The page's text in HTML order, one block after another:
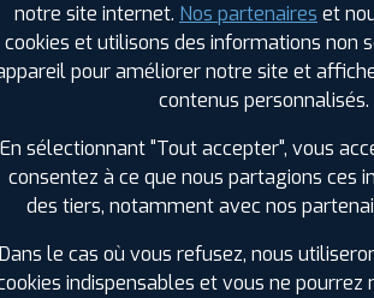
PROFIL PLUS DANS
Châteaubourg (35)
Châteaugiron (35)
Combourg (35)
Guer (56)
Janzé (35)
notre site internet. Nos partenaires et
cookies et utilisons des informations non
pour améliorer notre site et
contenus personnalisés.
En sélectionnant "Tout accepter", vous
consentez à ce que nous partagions ces
des tiers, notamment avec nos
le cas où vous refusez, nous
indispensables et vous ne